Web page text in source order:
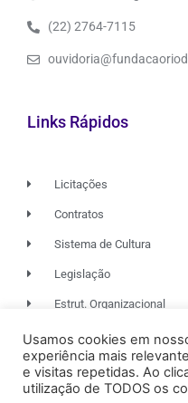
(22) 2764-7115
Links Rápidos
Licitações
Contratos
Sistema de Cultura
Legislação
Estrut. Organizacional
© 2026. TODOS
Usamos cookies em
experiência mais
e visitas repetidas. Ao
utilização de TODOS os